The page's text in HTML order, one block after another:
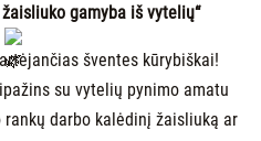
gamyba iš vytelių“
šventes kūrybiškai!
su vytelių pynimo amatu
darbo kalėdinį žaisliuką ar